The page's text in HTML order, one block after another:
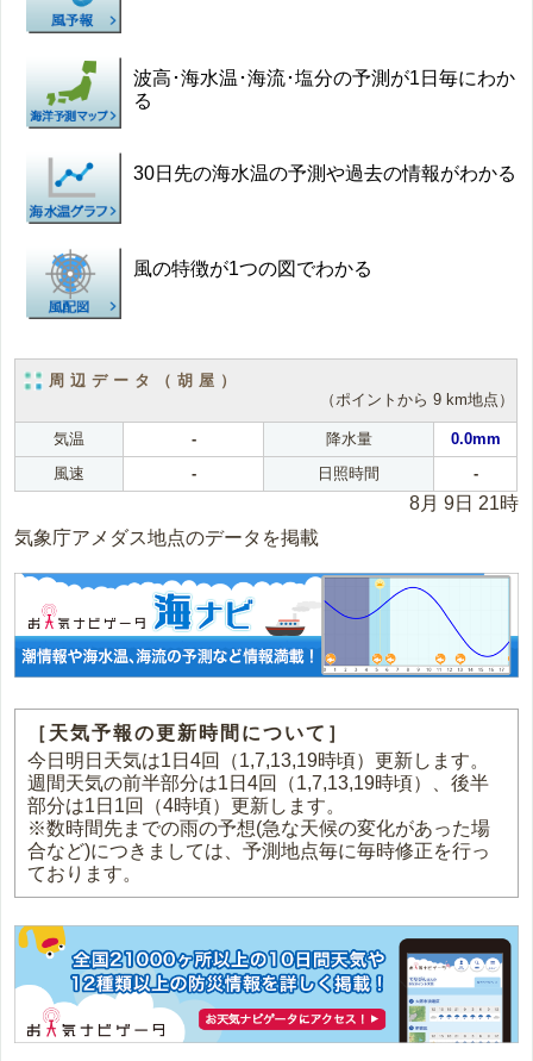
波高･海水温･海流･塩分の予測が1日毎にわか
る
30日先の海水温の予測や過去の情報がわかる
風の特徴が1つの図でわかる
周辺データ（胡屋）
（ポイントから 9 km地点）
気温 - 降水量
0.0mm
風速
- 日照時間 -
8月 9日 21時
気象庁アメダス地点のデータを掲載
［天気予報の更新時間について］
今日明日天気は1日4回（1,7,13,19時頃）更新します。
週間天気の前半部分は1日4回（1,7,13,19時頃）、後半
部分は1日1回（4時頃）更新します。
※数時間先までの雨の予想(急な天候の変化があった場
合など)につきましては、予測地点毎に毎時修正を行っ
ております。